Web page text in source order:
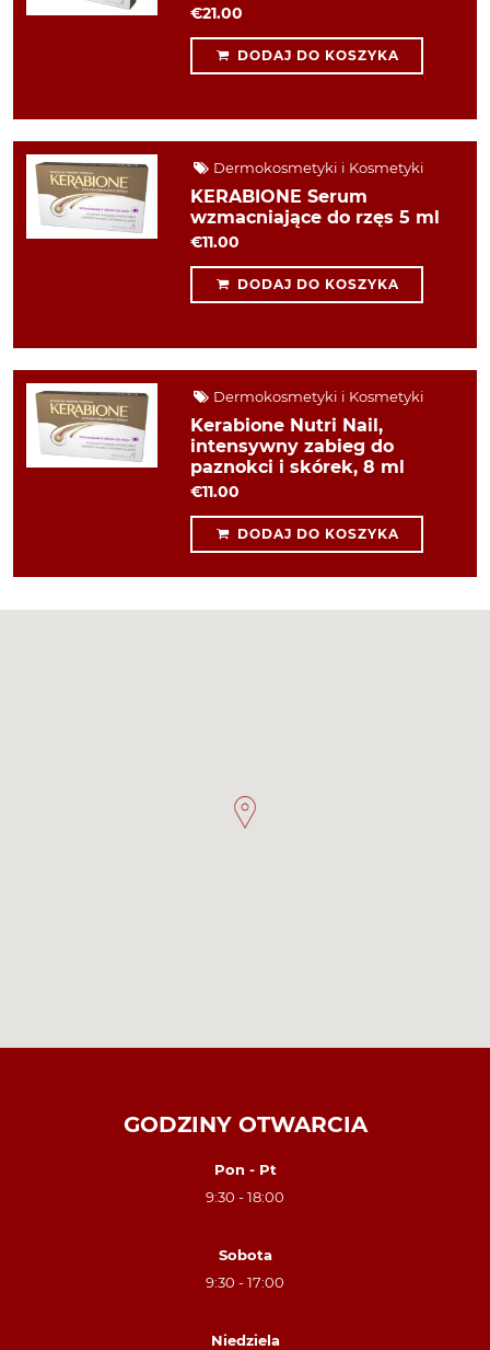
€21.00
DODAJ DO KOSZYKA
Dermokosmetyki i Kosmetyki
KERABIONE Serum
wzmacniające do rzęs 5 ml
€11.00
DODAJ DO KOSZYKA
Dermokosmetyki i Kosmetyki
Kerabione Nutri Nail,
intensywny zabieg do
paznokci i skórek, 8 ml
€11.00
DODAJ DO KOSZYKA
GODZINY OTWARCIA
Pon - Pt
9:30 - 18:00
Sobota
9:30 - 17:00
Niedziela